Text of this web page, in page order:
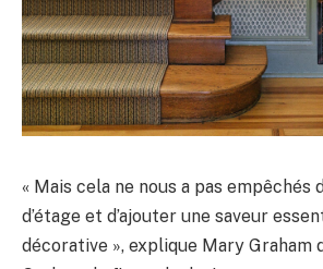
« Mais cela ne nous a pas empêchés
d’étage et d’ajouter une saveur
décorative », explique Mary Graham